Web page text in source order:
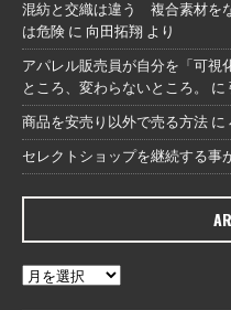
混紡と交織は違う 複合素材を
は危険 に 向田拓翔 より
アパレル販売員が自分を「可視
ところ、変わらないところ。
に
商品を安売り以外で売る方法 に
セレクトショップを継続する事